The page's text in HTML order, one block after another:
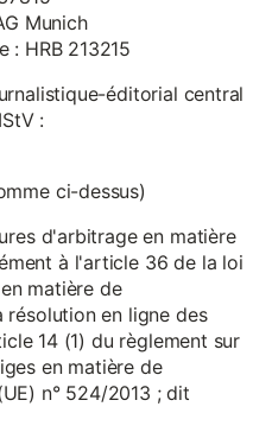
Munich
: HRB 213215
éditorial central
:
ci-dessus)
d'arbitrage en matière
à l'article 36 de la loi
matière de
résolution en ligne des
14 (1) du règlement sur
en matière de
n° 524/2013 ; dit